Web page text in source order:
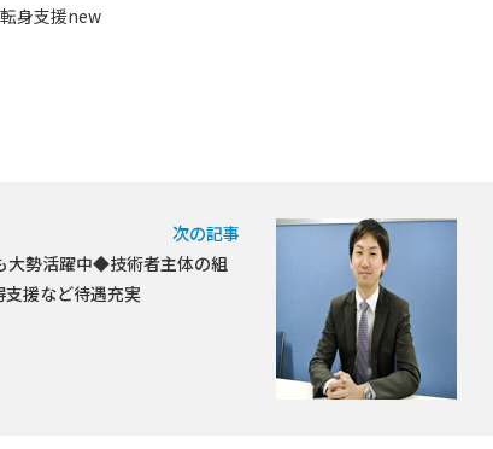
身支援new
次の記事
大勢活躍中◆技術者主体の組
援など待遇充実